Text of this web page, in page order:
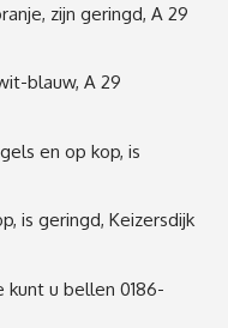
zijn geringd, A 29
blauw, A 29
en op kop, is
is geringd, Keizersdijk
u bellen 0186-